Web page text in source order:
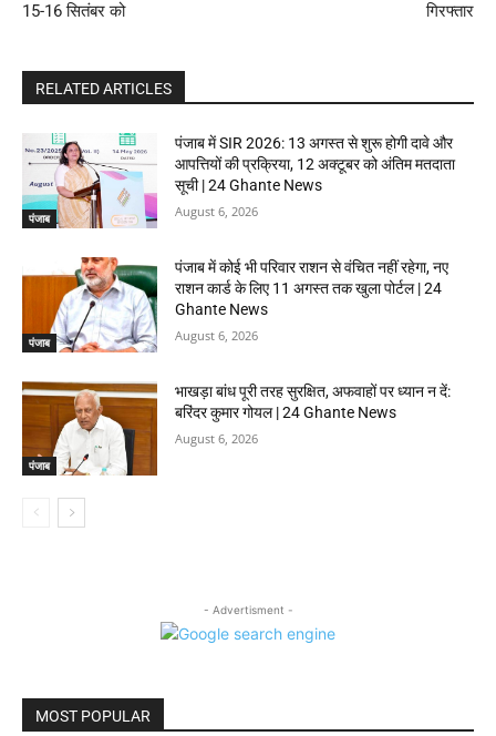
15-16 सितंबर को
गिरफ्तार
RELATED ARTICLES
पंजाब
पंजाब में SIR 2026: 13 अगस्त से शुरू होगी दावे और
आपत्तियों की प्रक्रिया, 12 अक्टूबर को अंतिम मतदाता
सूची | 24 Ghante News
August 6, 2026
पंजाब
पंजाब में कोई भी परिवार राशन से वंचित नहीं रहेगा, नए
राशन कार्ड के लिए 11 अगस्त तक खुला पोर्टल | 24
Ghante News
August 6, 2026
पंजाब
भाखड़ा बांध पूरी तरह सुरक्षित, अफवाहों पर ध्यान न दें:
बरिंदर कुमार गोयल | 24 Ghante News
August 6, 2026
- Advertisment -
MOST POPULAR